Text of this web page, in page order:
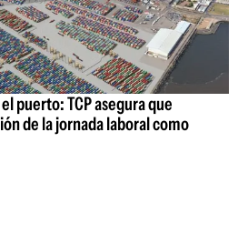
puerto: TCP asegura que
de la jornada laboral como